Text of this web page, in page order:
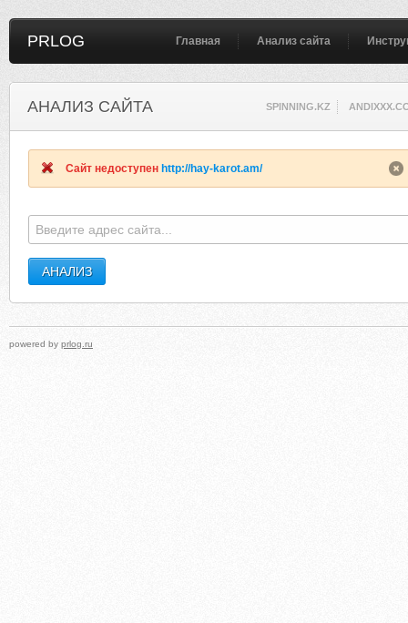
PRLOG Главная Анализ сайта
АНАЛИЗ САЙТА SPINNING.KZ
Сайт недоступен http://hay-karot.am/
powered by prlog.ru